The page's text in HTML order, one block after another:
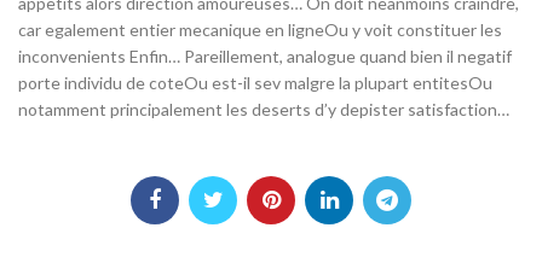
car egalement entier mecanique en ligneOu y voit constituer les
inconvenients Enfin… Pareillement, analogue quand bien il negatif
porte individu de coteOu est-il sev malgre la plupart entitesOu
notamment principalement les deserts d’y depister satisfaction…